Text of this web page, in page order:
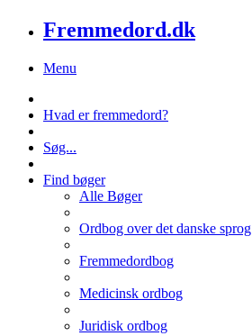
Fremmedord.dk
Menu
Hvad er fremmedord?
Søg...
Find bøger
Alle Bøger
Ordbog over det danske sprog
Fremmedordbog
Medicinsk ordbog
Juridisk ordbog